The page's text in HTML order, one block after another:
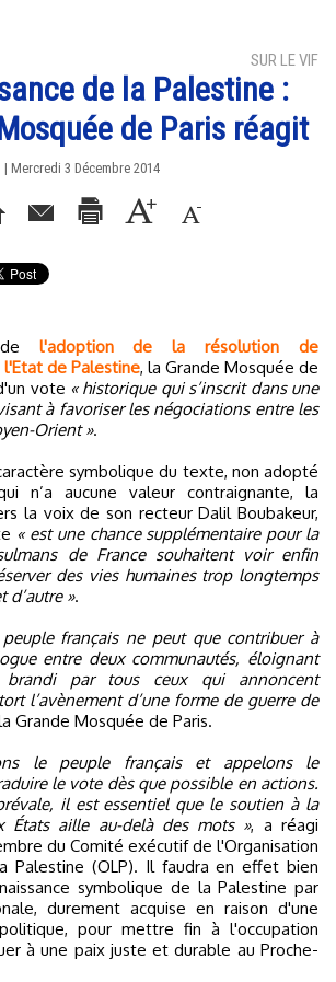
SUR LE VIF
de la Palestine :
de Paris réagit
Mercredi 3 Décembre 2014
de l'adoption de la résolution de
l'Etat de Palestine, la Grande Mosquée de
vote « historique qui s’inscrit dans une
à favoriser les négociations entre les
Orient ».
symbolique du texte, non adopté
n’a aucune valeur contraignante, la
la voix de son recteur Dalil Boubakeur,
« est une chance supplémentaire pour la
de France souhaitent voir enfin
des vies humaines trop longtemps
d’autre ».
peuple français ne peut que contribuer à
entre deux communautés, éloignant
par tous ceux qui annoncent
l’avènement d’une forme de guerre de
Grande Mosquée de Paris.
le peuple français et appelons le
le vote dès que possible en actions.
il est essentiel que le soutien à la
États aille au-delà des mots », a réagi
du Comité exécutif de l'Organisation
Palestine (OLP). Il faudra en effet bien
symbolique de la Palestine par
durement acquise en raison d'une
pour mettre fin à l'occupation
à une paix juste et durable au Proche-